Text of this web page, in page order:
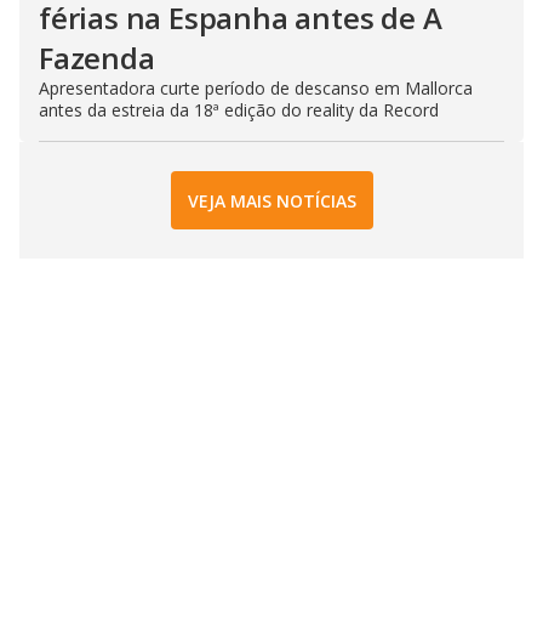
férias na Espanha antes de A
Fazenda
Apresentadora curte período de descanso em Mallorca
antes da estreia da 18ª edição do reality da Record
VEJA MAIS NOTÍCIAS